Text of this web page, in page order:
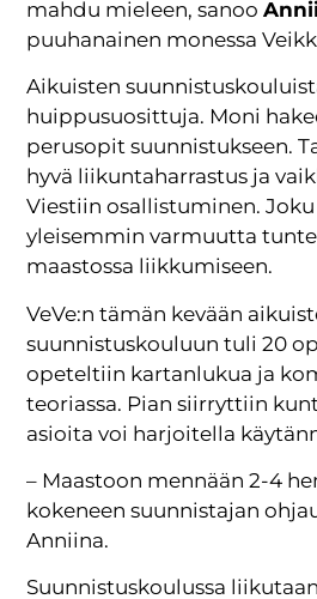
mahdu mieleen, sanoo
puuhanainen monessa
Aikuisten
huippusuosittuja. Moni
perusopit suunnistukseen.
hyvä liikuntaharrastus ja
Viestiin osallistuminen. Joku
yleisemmin varmuutta
maastossa liikkumiseen.
VeVe:n tämän kevään
suunnistuskouluun tuli 20
opeteltiin kartanlukua ja
teoriassa. Pian siirryttiin
asioita voi harjoitella
– Maastoon mennään 2-4
kokeneen suunnistajan
Anniina.
Suunnistuskoulussa